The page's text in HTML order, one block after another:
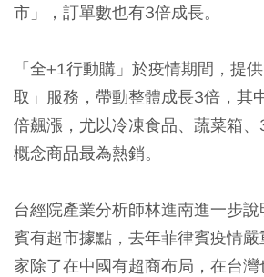
市」，訂單數也有3倍成長。
「全+1行動購」於疫情期間，提
取」服務，帶動整體成長3倍，其
倍飆漲，尤以冷凍食品、蔬菜箱
概念商品最為熱銷。
台經院產業分析師林進南進一步
賓有超市據點，去年菲律賓疫情
家除了在中國有超商布局，在台